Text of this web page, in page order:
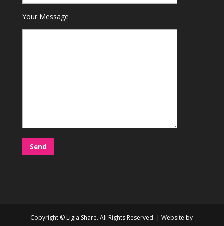
Your Message
Copyright © Ligia Share. All Rights Reserved. | Website by